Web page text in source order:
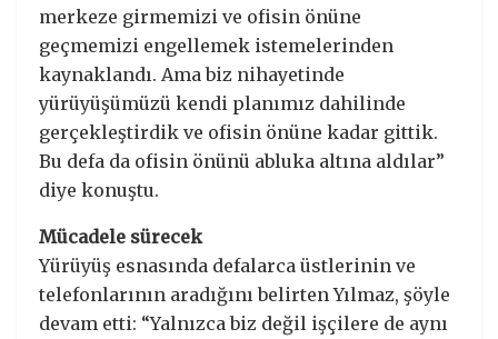
merkeze girmemizi ve ofisin önüne
geçmemizi engellemek istemelerinden
kaynaklandı. Ama biz nihayetinde
yürüyüşümüzü kendi planımız dahilinde
gerçekleştirdik ve ofisin önüne kadar gittik.
Bu defa da ofisin önünü abluka altına aldılar”
diye konuştu.
Mücadele sürecek
Yürüyüş esnasında defalarca üstlerinin ve
telefonlarının aradığını belirten Yılmaz, şöyle
devam etti: “Yalnızca biz değil işçilere de aynı